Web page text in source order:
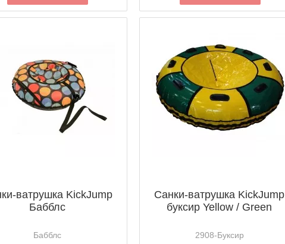
ватрушка KickJump
Бабблс
Бабблс
Санки-ватрушка KickJump
буксир Yellow / Green
2908-Буксир